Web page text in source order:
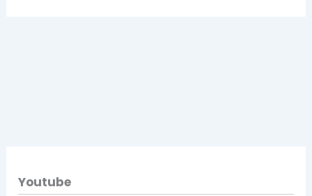
Youtube